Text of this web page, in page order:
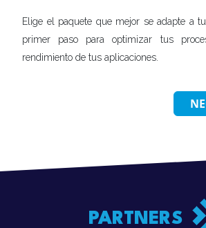
Elige el paquete que mejor se adapte a
primer paso para optimizar tus
rendimiento de tus aplicaciones.
PARTNERS